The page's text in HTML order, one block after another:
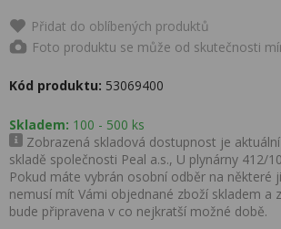
Přidat do oblíbených produktů
Foto produktu se může od skutečnosti
Kód produktu: 53069400
Skladem: 100 - 500 ks
Zobrazená skladová dostupnost je
skladě společnosti Peal a.s., U plynárny 412/
Pokud máte vybrán osobní odběr na některé
nemusí mít Vámi objednané zboží skladem a
bude připravena v co nejkratší možné době.